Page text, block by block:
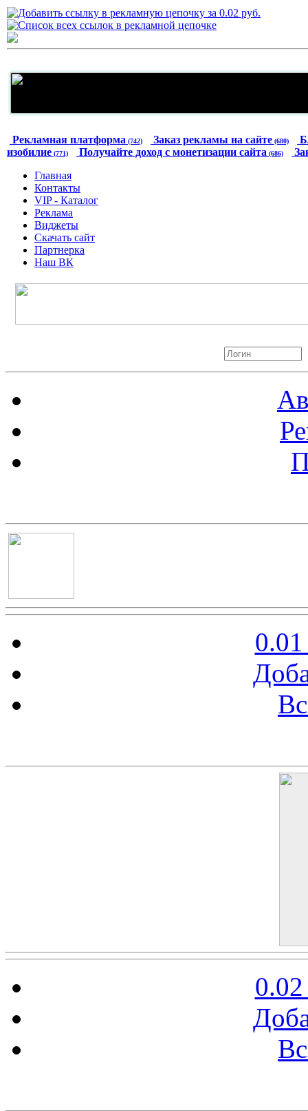
Рекламная платформа (742) Заказ рекламы на сайте (680)
изобилие (771) Получайте доход с монетизации сайта (686)
Главная
Контакты
VIP - Каталог
Реклама
Виджеты
Скачать сайт
Партнерка
Наш ВК